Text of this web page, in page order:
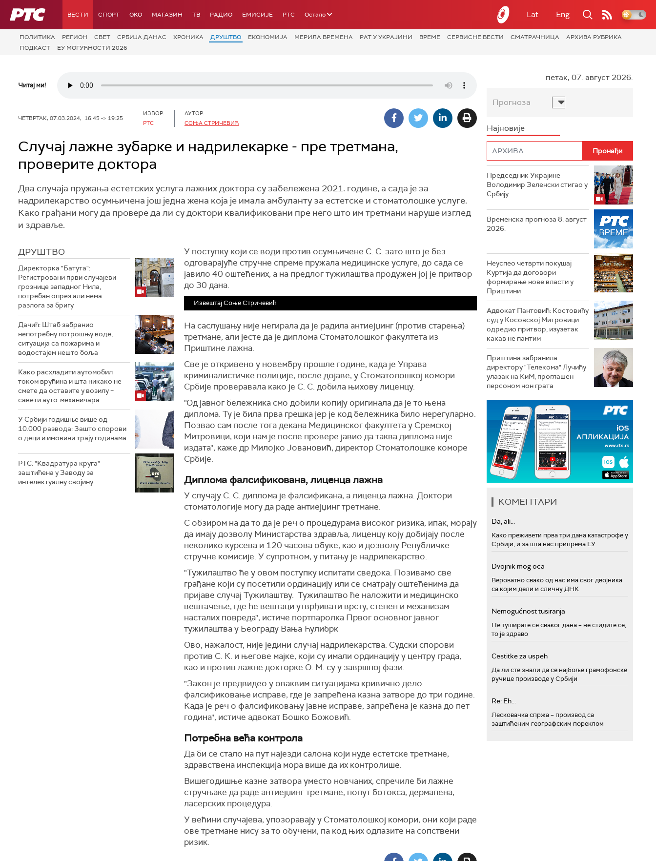
РТС ВЕСТИ СПОРТ OKO МАГАЗИН ТВ РАДИО ЕМИСИЈЕ РТС Остало Lat Eng
ПОЛИТИКА РЕГИОН СВЕТ СРБИЈА ДАНАС ХРОНИКА ДРУШТВО ЕКОНОМИЈА МЕРИЛА ВРЕМЕНА РАТ У УКРАЈИНИ ВРЕМЕ СЕРВИСНЕ ВЕСТИ СМАТРАЧНИЦА
АРХИВА РУБРИКА
ПОДКАСТ
ЕУ МОГУЋНОСТИ 2026
Читај ми!
ЧЕТВРТАК, 07.03.2024, 16:45 -> 19:25
ИЗВОР:
РТС
АУТОР:
СОЊА СТРИЧЕВИЋ
Случај лажне зубарке и надрилекарке - пре третмана,
проверите доктора
Два случаја пружања естетских услуга лажних доктора су забележена 2021. године, а сада је за
надрилекарство осумњичена још једна жена која је имала амбуланту за естетске и стоматолошке услуге.
Како грађани могу да провере да ли су доктори квалификовани пре него што им третмани наруше изглед
и здравље.
ДРУШТВО
Директорка "Батута":
Регистровани први случајеви
грознице западног Нила,
потребан опрез али нема
разлога за бригу
Дачић: Штаб забранио
непотребну потрошњу воде,
ситуација са пожарима и
водостајем нешто боља
Како расхладити аутомобил
током врућина и шта никако не
смете да оставите у возилу –
савети ауто-механичара
У Србији годишње више од
10.000 развода: Зашто спорови
о деци и имовини трају годинама
РТС: "Квадратура круга"
заштићена у Заводу за
интелектуалну својину
У поступку који се води против осумњичене С. С. зато што је без
одговарајуће стручне спреме пружала медицинске услуге, до сада се
јавило 40 оштећених, а на предлог тужилаштва продужен јој је притвор
до 30 дана.
Извештај Соње Стричевић
На саслушању није негирала да је радила антиејџинг (против старења)
третмане, али јесте да је диплома Стоматолошког факултета из
Приштине лажна.
Све је откривено у новембру прошле године, када је Управа
криминалистичке полиције, после дојаве, у Стоматолошкој комори
Србије проверавала како је С. С. добила њихову лиценцу.
"Од јавног бележника смо добили копију оригинала да је то њена
диплома. Ту је била прва грешка јер је код бележника било нерегуларно.
Позвао сам после тога декана Медицинског факултета у Сремској
Митровици, који нам је после провере јавио да таква диплома није
издата", каже др Милојко Јовановић, директор Стоматолошке коморе
Србије.
Диплома фалсификована, лиценца лажна
У случају С. С. диплома је фалсификана, а лиценца лажна. Доктори
стоматологије могу да раде антиејџинг третмане.
С обзиром на да то да је реч о процедурама високог ризика, ипак, морају
да имају дозволу Министарства здравља, лиценцу коју добијају после
неколико курсева и 120 часова обуке, као и дозволу Републичке
стручне комисије. У супротном, у питању је надрилекарство.
"Тужилаштво ће у овом поступку испитати сведока. Позивамо све
грађане који су посетили ординацију или се сматрају оштећенима да
пријаве случај Тужилаштву. Тужилаштво ће наложити и медицинско
вештачење, где ће вештаци утврђивати врсту, степен и механизам
насталих повреда", истиче портпаролка Првог основног јавног
тужилаштва у Београду Вања Ћулибрк
Ово, нажалост, није једини случај надрилекарства. Судски спорови
против С. К. и његове мајке, који су имали ординацију у центру града,
као и против лажне докторке О. М. су у завршној фази.
"Закон је предвидео у оваквим ситуацијама кривично дело
фалсификовање исправе, где је запрећена казна затворе до три године.
Када је реч о фалсификовању јавне исправе, запрећена је казна до пет
година", истиче адвокат Бошко Божовић.
Потребна већа контрола
Да би се стало на пут најезди салона који нуде естетске третмане,
здравствена инспекција мора више да их контролише.
Вишегодишње казне затвора уместо новчаних, спречиле би лажне
стручњаке да раде антиејџинг третмане, попут ботокса, дермапена,
ласерских процедура.
У већини случајева, упозоравају у Стоматолошкој комори, они који раде
ове третмане нису за то обучени, па код њих одлазите на сопствени
ризик.
петак, 07. август 2026.
Прогноза
Најновије
Председник Украјине
Володимир Зеленски стигао у
Србију
Временска прогноза 8. август
2026.
Неуспео четврти покушај
Куртија да договори
формирање нове власти у
Приштини
Адвокат Пантовић: Костовићу
суд у Косовској Митровици
одредио притвор, изузетак
какав не памтим
Приштина забранила
директору "Телекома" Лучићу
улазак на КиМ, проглашен
персоном нон грата
КОМЕНТАРИ
Da, ali...
Како преживети прва три дана катастрофе у
Србији, и за шта нас припрема ЕУ
Dvojnik mog oca
Вероватно свако од нас има свог двојника
са којим дели и сличну ДНК
Nemogućnost tusiranja
Не туширате се сваког дана – не стидите се,
то је здраво
Cestitke za uspeh
Да ли сте знали да се најбоље грамофонске
ручице производе у Србији
Re: Eh...
Лесковачка спржа – производ са
заштићеним географским пореклом